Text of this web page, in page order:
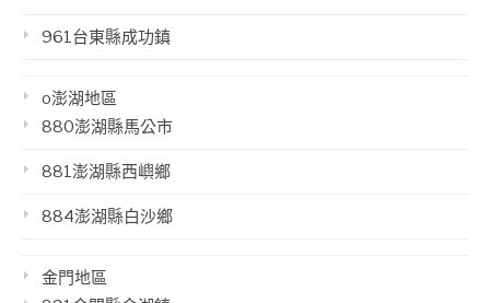
961台東縣成功鎮
o澎湖地區
880澎湖縣馬公市
881澎湖縣西嶼鄉
884澎湖縣白沙鄉
金門地區